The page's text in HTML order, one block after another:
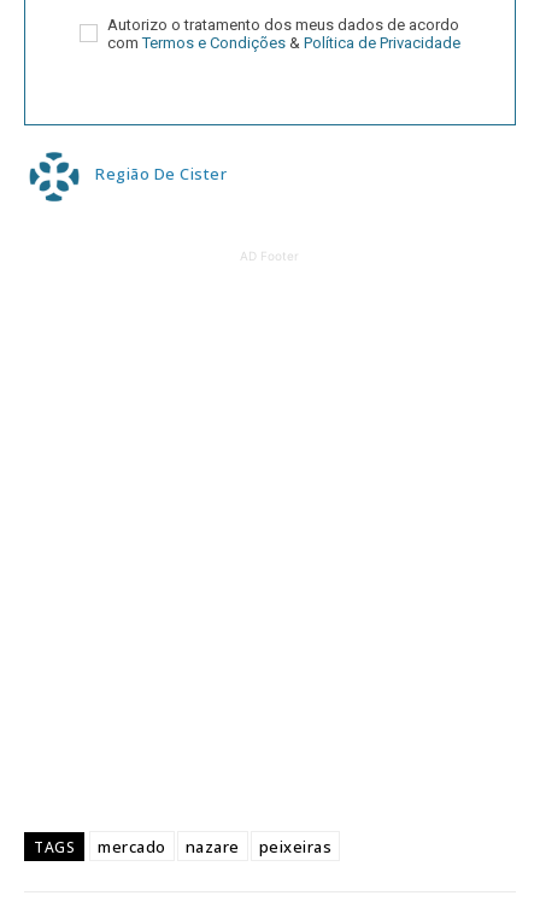
Autorizo o tratamento dos meus dados de acordo
comTermos e Condições & Política de Privacidade
Região De Cister
AD Footer
TAGS mercado nazare peixeiras